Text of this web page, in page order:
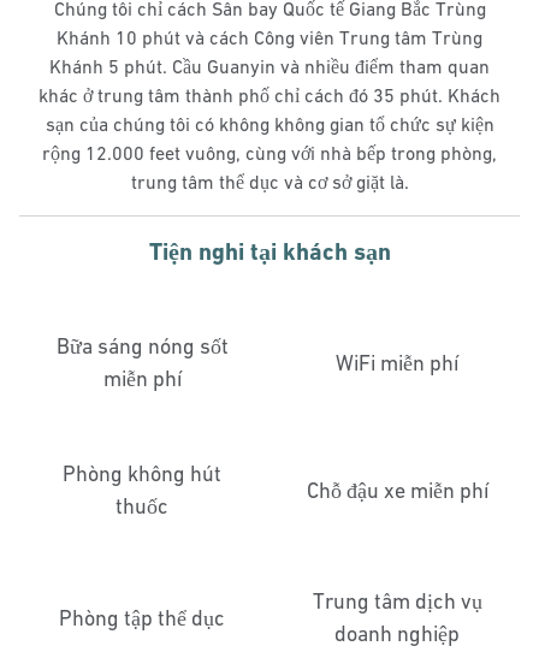
Chúng tôi chỉ cách Sân bay Quốc tế Giang Bắc Trùng
Khánh 10 phút và cách Công viên Trung tâm Trùng
Khánh 5 phút. Cầu Guanyin và nhiều điểm tham quan
khác ở trung tâm thành phố chỉ cách đó 35 phút. Khách
sạn của chúng tôi có không không gian tổ chức sự kiện
rộng 12.000 feet vuông, cùng với nhà bếp trong phòng,
trung tâm thể dục và cơ sở giặt là.
Tiện nghi tại khách sạn
Bữa sáng nóng sốt
miễn phí
WiFi miễn phí
Phòng không hút
thuốc
Chỗ đậu xe miễn phí
Phòng tập thể dục
Trung tâm dịch vụ
doanh nghiệp